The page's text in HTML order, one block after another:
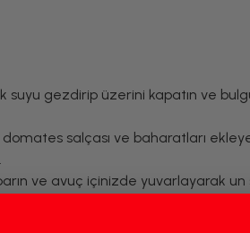
suyu gezdirip üzerini kapatın ve
salçası ve baharatları
ve avuç içinizde yuvarlayarak
her tarafının eşit şekilde